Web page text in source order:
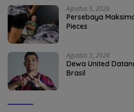
Agustus 5, 2026
Persebaya
Pieces
Agustus 5, 2026
Dewa United
Brasil